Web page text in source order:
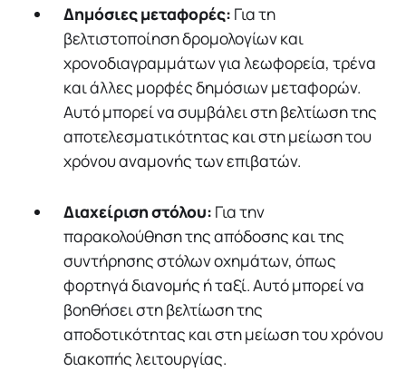
Δημόσιες μεταφορές: Για τη
βελτιστοποίηση δρομολογίων και
χρονοδιαγραμμάτων για λεωφορεία, τρένα
και άλλες μορφές δημόσιων μεταφορών.
Αυτό μπορεί να συμβάλει στη βελτίωση της
αποτελεσματικότητας και στη μείωση του
χρόνου αναμονής των επιβατών.
Διαχείριση στόλου: Για την
παρακολούθηση της απόδοσης και της
συντήρησης στόλων οχημάτων, όπως
φορτηγά διανομής ή ταξί. Αυτό μπορεί να
βοηθήσει στη βελτίωση της
αποδοτικότητας και στη μείωση του χρόνου
διακοπής λειτουργίας.